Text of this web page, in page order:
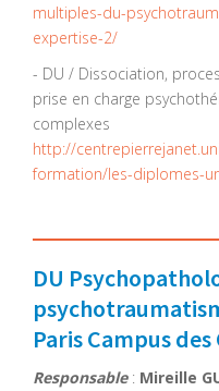
multiples-du-
expertise-2/
- DU / Dissociation,
prise en charge
complexes
http://
formation/les-diplomes-
DU
Paris Campus
Responsable: Mireille